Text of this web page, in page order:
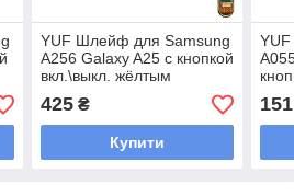
YUF Шлейф для Samsung
A256 Galaxy A25 с кнопкой
вкл.\выкл. жёлтым
сканером отпечатка
пальца
425₴
Купити
151